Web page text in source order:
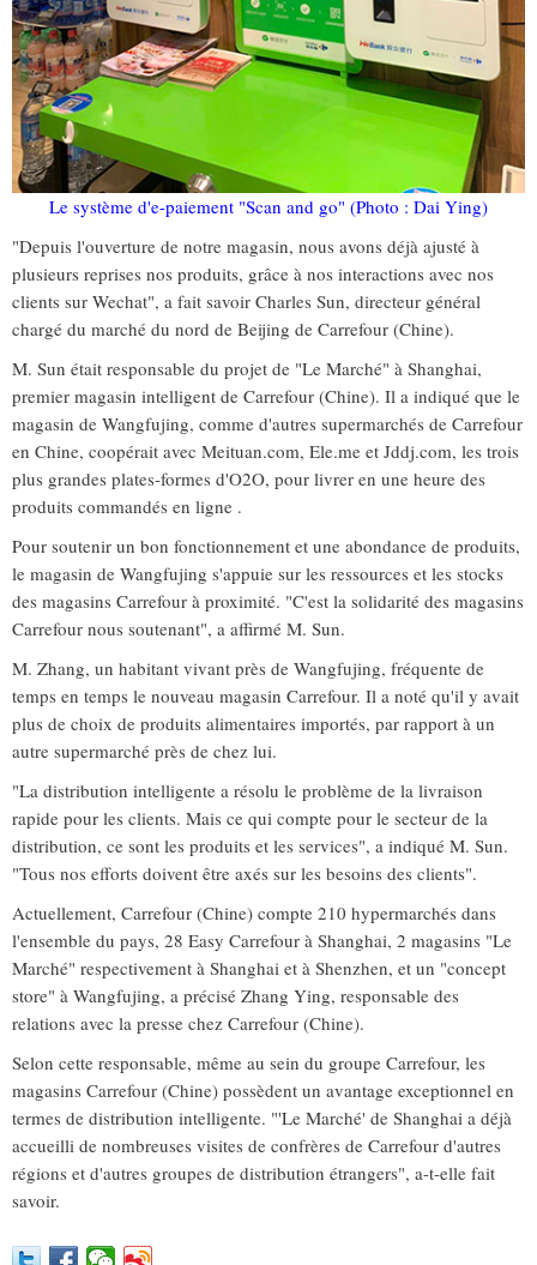
Le système d'e-paiement "Scan and go" (Photo : Dai Ying)
"Depuis l'ouverture de notre magasin, nous avons déjà ajusté à
plusieurs reprises nos produits, grâce à nos interactions avec nos
clients sur Wechat", a fait savoir Charles Sun, directeur général
chargé du marché du nord de Beijing de Carrefour (Chine).
M. Sun était responsable du projet de "Le Marché" à Shanghai,
premier magasin intelligent de Carrefour (Chine). Il a indiqué que le
magasin de Wangfujing, comme d'autres supermarchés de Carrefour
en Chine, coopérait avec Meituan.com, Ele.me et Jddj.com, les trois
plus grandes plates-formes d'O2O, pour livrer en une heure des
produits commandés en ligne .
Pour soutenir un bon fonctionnement et une abondance de produits,
le magasin de Wangfujing s'appuie sur les ressources et les stocks
des magasins Carrefour à proximité. "C'est la solidarité des magasins
Carrefour nous soutenant", a affirmé M. Sun.
M. Zhang, un habitant vivant près de Wangfujing, fréquente de
temps en temps le nouveau magasin Carrefour. Il a noté qu'il y avait
plus de choix de produits alimentaires importés, par rapport à un
autre supermarché près de chez lui.
"La distribution intelligente a résolu le problème de la livraison
rapide pour les clients. Mais ce qui compte pour le secteur de la
distribution, ce sont les produits et les services", a indiqué M. Sun.
"Tous nos efforts doivent être axés sur les besoins des clients".
Actuellement, Carrefour (Chine) compte 210 hypermarchés dans
l'ensemble du pays, 28 Easy Carrefour à Shanghai, 2 magasins "Le
Marché" respectivement à Shanghai et à Shenzhen, et un "concept
store" à Wangfujing, a précisé Zhang Ying, responsable des
relations avec la presse chez Carrefour (Chine).
Selon cette responsable, même au sein du groupe Carrefour, les
magasins Carrefour (Chine) possèdent un avantage exceptionnel en
termes de distribution intelligente. "'Le Marché' de Shanghai a déjà
accueilli de nombreuses visites de confrères de Carrefour d'autres
régions et d'autres groupes de distribution étrangers", a-t-elle fait
savoir.